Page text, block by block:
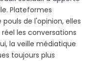
Plateformes
de l'opinion, elles
les conversations
la veille médiatique
toujours plus